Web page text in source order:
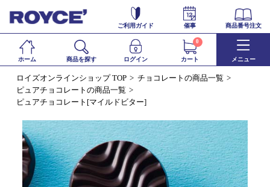
ご利用ガイド 催事 商品番号注文
ホーム 商品を探す ログイン カート
0
メニュー
ロイズオンラインショップ TOP
チョコレートの商品一覧
ピュアチョコレートの商品一覧
ピュアチョコレート[マイルドビター]